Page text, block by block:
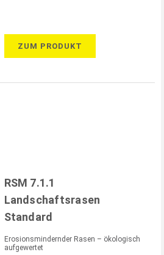
ZUM PRODUKT
RSM 7.1.1
Landschaftsrasen
Standard
Erosionsmindernder Rasen – ökologisch
aufgewertet